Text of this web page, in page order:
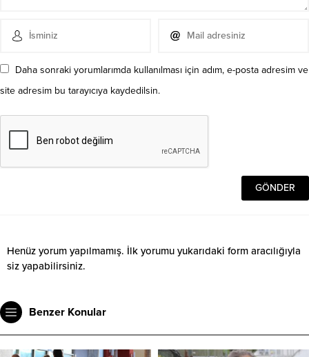
Daha sonraki yorumlarımda kullanılması için adım, e-posta adresim ve
site adresim bu tarayıcıya kaydedilsin.
Henüz yorum yapılmamış. İlk yorumu yukarıdaki form aracılığıyla
siz yapabilirsiniz.
Benzer Konular